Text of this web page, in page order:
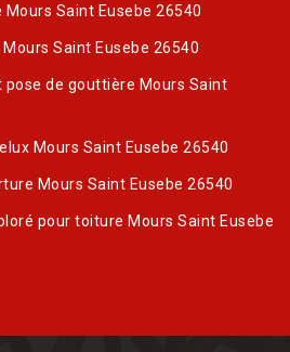
Saint Eusebe 26540
Saint Eusebe 26540
de gouttière Mours Saint
Mours Saint Eusebe 26540
Mours Saint Eusebe 26540
pour toiture Mours Saint Eusebe